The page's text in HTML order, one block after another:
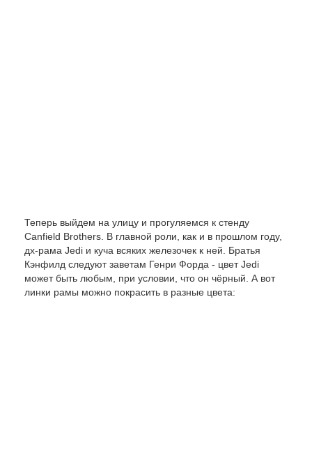
Теперь выйдем на улицу и прогуляемся к стенду
Canfield Brothers. В главной роли, как и в прошлом году,
дх-рама Jedi и куча всяких железочек к ней. Братья
Кэнфилд следуют заветам Генри Форда - цвет Jedi
может быть любым, при условии, что он чёрный. А вот
линки рамы можно покрасить в разные цвета: